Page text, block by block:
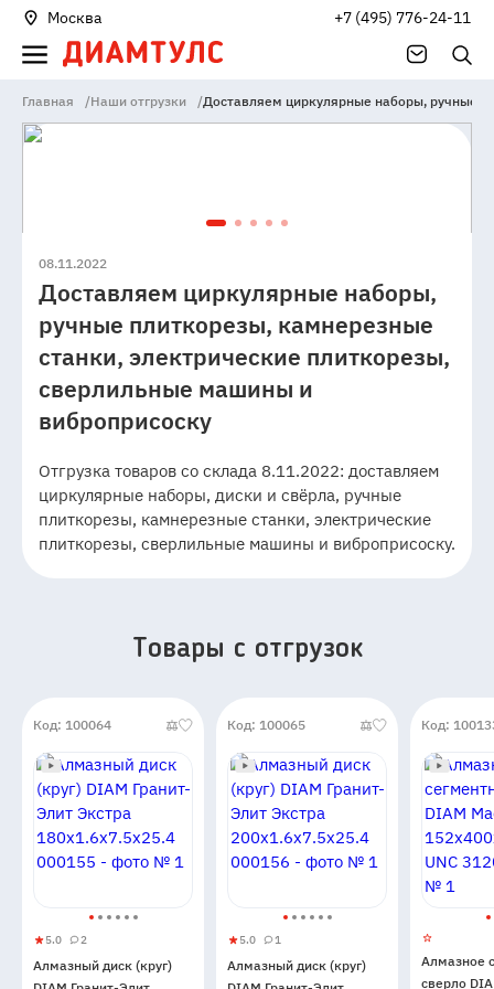
Москва +7 (495) 776-24-11
Главная /Наши отгрузки /Доставляем циркулярные наборы, ручные
08.11.2022
Доставляем циркулярные наборы,
ручные плиткорезы, камнерезные
станки, электрические плиткорезы,
сверлильные машины и
виброприсоску
Отгрузка товаров со склада 8.11.2022: доставляем
циркулярные наборы, диски и свёрла, ручные
плиткорезы, камнерезные станки, электрические
плиткорезы, сверлильные машины и виброприсоску.
Товары c отгрузок
Код: 100064
Алмазный
диск
5.0
5
2 2
Алмазный диск (круг)
Код: 100065
Алмазный
диск
5.0
5
1 1
Алмазный диск (круг)
Код:
Алмазное
сверло